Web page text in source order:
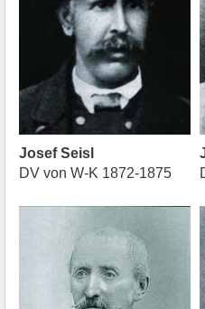
Josef Seisl
DV von W-K 1872-1875